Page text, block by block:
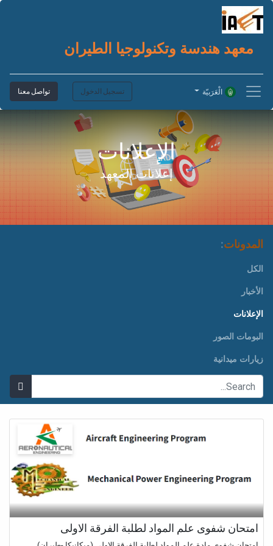
معهد هندسة وتكنولوجيا الطيران
تسجيل الدخول تواصل معنا الْعَرَبيّة
الإعلانات
إعلانات المعهد
المدونات:
الكل
الأخبار
الإعلانات
البومات الصور
زيارات ميدانية
امتحان شفوى علم المواد لطلبة الفرقة الاولى